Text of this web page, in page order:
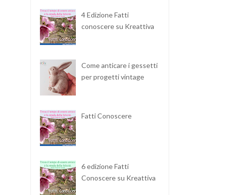
4 Edizione Fatti
conoscere su Kreattiva
Come anticare i gessetti
per progetti vintage
Fatti Conoscere
6 edizione Fatti
Conoscere su Kreattiva